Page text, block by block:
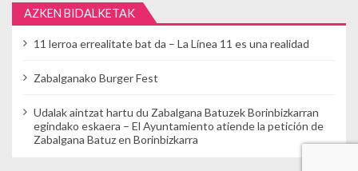
AZKEN BIDALKETAK
11 lerroa errealitate bat da – La Línea 11 es una realidad
Zabalganako Burger Fest
Udalak aintzat hartu du Zabalgana Batuzek Borinbizkarran
egindako eskaera – El Ayuntamiento atiende la petición de
Zabalgana Batuz en Borinbizkarra